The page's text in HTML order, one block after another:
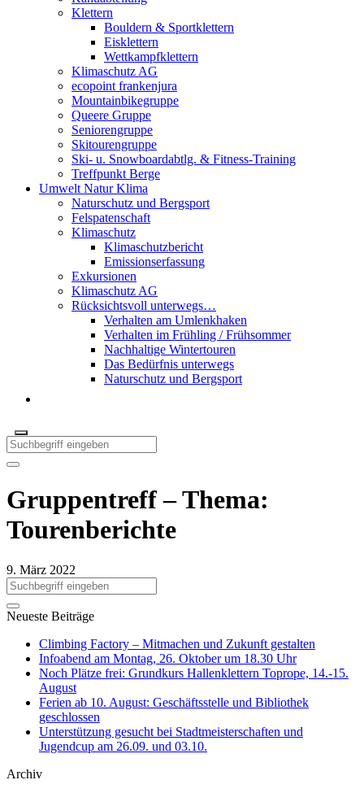
Klettern
Bouldern & Sportklettern
Eisklettern
Wettkampfklettern
Klimaschutz AG
ecopoint frankenjura
Mountainbikegruppe
Queere Gruppe
Seniorengruppe
Skitourengruppe
Ski- u. Snowboardabtlg. & Fitness-Training
Treffpunkt Berge
Umwelt Natur Klima
Naturschutz und Bergsport
Felspatenschaft
Klimaschutz
Klimaschutzbericht
Emissionserfassung
Exkursionen
Klimaschutz AG
Rücksichtsvoll unterwegs…
Verhalten am Umlenkhaken
Verhalten im Frühling / Frühsommer
Nachhaltige Wintertouren
Das Bedürfnis unterwegs
Naturschutz und Bergsport
Gruppentreff – Thema:
Tourenberichte
9. März 2022
Neueste Beiträge
Climbing Factory – Mitmachen und Zukunft gestalten
Infoabend am Montag, 26. Oktober um 18.30 Uhr
Noch Plätze frei: Grundkurs Hallenklettern Toprope, 14.-15.
August
Ferien ab 10. August: Geschäftsstelle und Bibliothek
geschlossen
Unterstützung gesucht bei Stadtmeisterschaften und
Jugendcup am 26.09. und 03.10.
Archiv